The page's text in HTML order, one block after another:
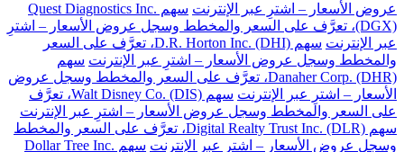
عروض الأسعار – اشترِ عبر الإنترنت
سهم Quest Diagnostics Inc.
(DGX)، تعرَّف على السعر والمخطط وسجل عروض الأسعار – اشترِ
عبر الإنترنت
سهم D.R. Horton Inc. (DHI)، تعرَّف على السعر
والمخطط وسجل عروض الأسعار – اشترِ عبر الإنترنت سهم
Danaher Corp. (DHR)، تعرَّف على السعر والمخطط وسجل عروض
الأسعار – اشترِ عبر الإنترنت
سهم Walt Disney Co. (DIS)، تعرَّف
على السعر والمخطط وسجل عروض الأسعار – اشترِ عبر الإنترنت
سهم Digital Realty Trust Inc. (DLR)، تعرَّف على السعر والمخطط
وسجل عروض الأسعار – اشترِ عبر الإنترنت
سهم Dollar Tree Inc.